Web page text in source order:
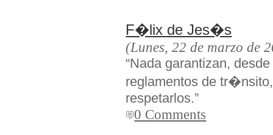
F�lix de Jes�s
(Lunes, 22 de marzo de
“Nada garantizan,
reglamentos de
respetarlos.”
0 Comments